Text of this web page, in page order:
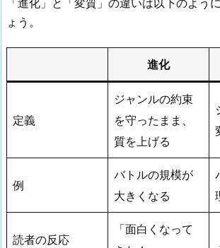
「進化」と「変質」の違いは以下のよう
ょう。
進化
定義
ジャンルの約束
を守ったまま、
質を上げる
例
バトルの規模が
大きくなる
読者の反応
「面白くなって